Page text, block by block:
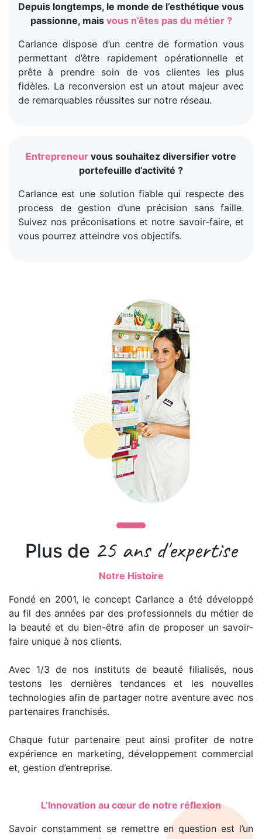
Depuis longtemps, le monde de l’esthétique vous
passionne, mais vous n’êtes pas du métier ?
Carlance dispose d’un centre de formation vous
permettant d’être rapidement opérationnelle et
prête à prendre soin de vos clientes les plus
fidèles. La reconversion est un atout majeur avec
de remarquables réussites sur notre réseau.
Entrepreneur vous souhaitez diversifier votre
portefeuille d’activité ?
Carlance est une solution fiable qui respecte des
process de gestion d’une précision sans faille.
Suivez nos préconisations et notre savoir-faire, et
vous pourrez atteindre vos objectifs.
Plus de 25 ans d'expertise
Notre Histoire
Fondé en 2001, le concept Carlance a été développé
au fil des années par des professionnels du métier de
la beauté et du bien-être afin de proposer un savoir-
faire unique à nos clients.
Avec 1/3 de nos instituts de beauté filialisés, nous
testons les dernières tendances et les nouvelles
technologies afin de partager notre aventure avec nos
partenaires franchisés.
Chaque futur partenaire peut ainsi profiter de notre
expérience en marketing, développement commercial
et, gestion d’entreprise.
L’Innovation au cœur de notre réflexion
Savoir constamment se remettre en question est l’un